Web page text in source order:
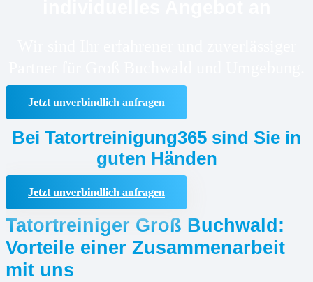
Jetzt unverbindlich anfragen
Bei Tatortreinigung365 sind Sie in
guten Händen
Jetzt unverbindlich anfragen
Tatortreiniger Groß Buchwald:
Vorteile einer Zusammenarbeit
mit uns